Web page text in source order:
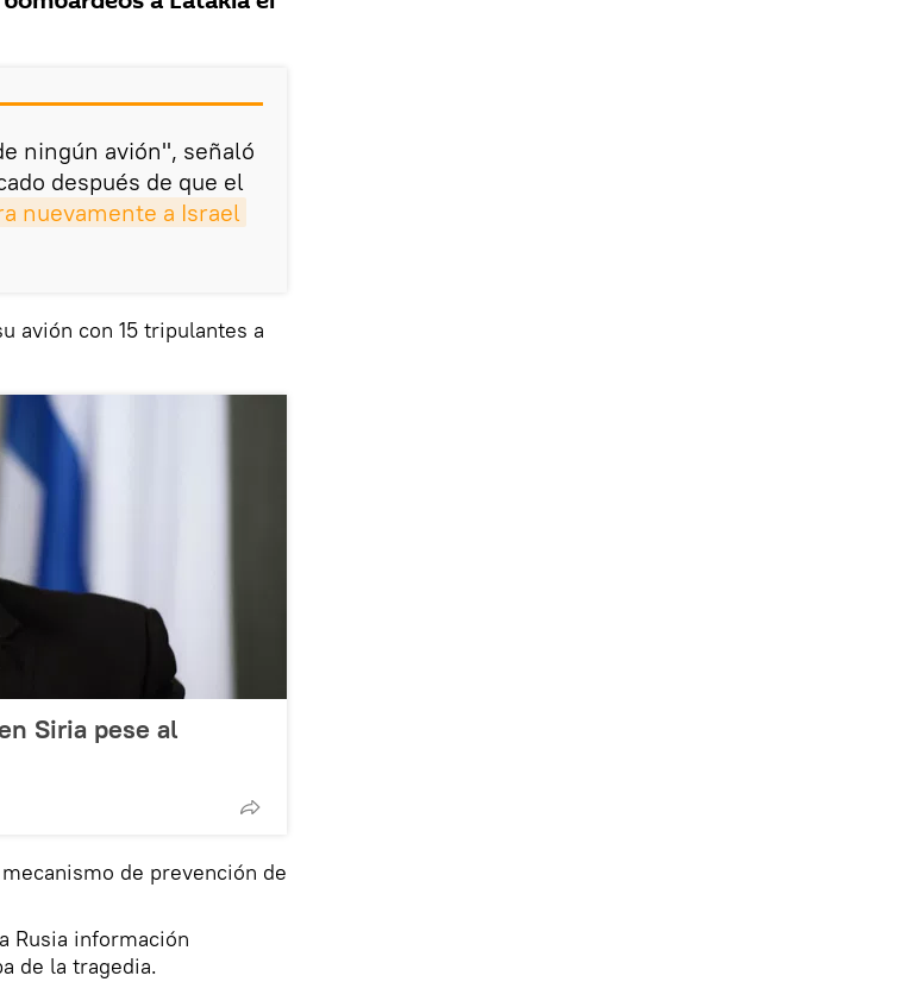
ningún avión", señaló
después de que el
nuevamente a Israel
avión con 15 tripulantes a
Siria pese al
de prevención de
Rusia información
de la tragedia.